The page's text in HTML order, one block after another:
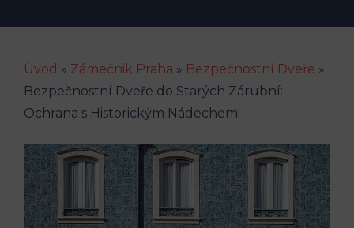
Úvod » Zámečnik Praha » Bezpečnostní Dveře »
Bezpečnostní Dveře do Starých Zárubní:
Ochrana s Historickým Nádechem!